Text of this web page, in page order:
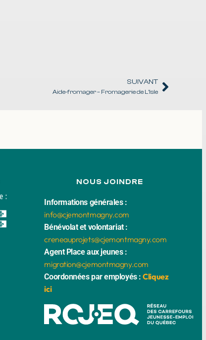
SUIVANT
Aide-fromager – Fromagerie de L’Isle
Informations générales :
info@cjemontmagny.com
Bénévolat et volontariat :
creneauprojets@cjemontmagny.com
Agent Place aux jeunes :
migration@cjemontmagny.com
Coordonnées par employés : Cliquez
ici
NOUS JOINDRE